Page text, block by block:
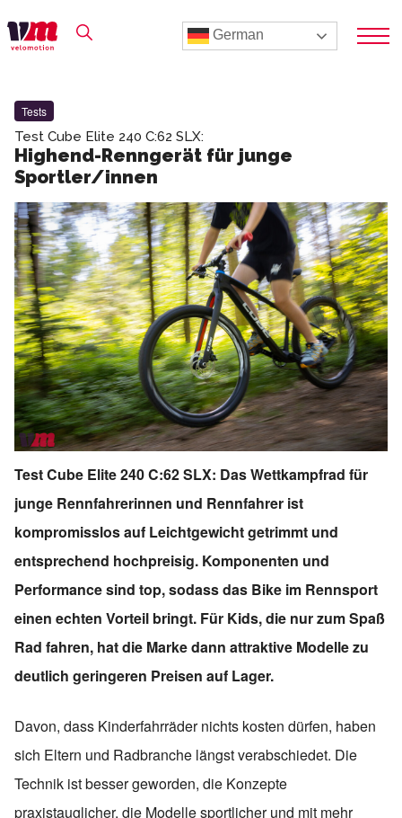
German
Tests
Test Cube Elite 240 C:62 SLX:
Highend-Renngerät für junge
Sportler/innen
Test Cube Elite 240 C:62 SLX: Das Wettkampfrad für
junge Rennfahrerinnen und Rennfahrer ist
kompromisslos auf Leichtgewicht getrimmt und
entsprechend hochpreisig. Komponenten und
Performance sind top, sodass das Bike im Rennsport
einen echten Vorteil bringt. Für Kids, die nur zum Spaß
Rad fahren, hat die Marke dann attraktive Modelle zu
deutlich geringeren Preisen auf Lager.
Davon, dass Kinderfahrräder nichts kosten dürfen, haben
sich Eltern und Radbranche längst verabschiedet. Die
Technik ist besser geworden, die Konzepte
praxistauglicher, die Modelle sportlicher und mit mehr